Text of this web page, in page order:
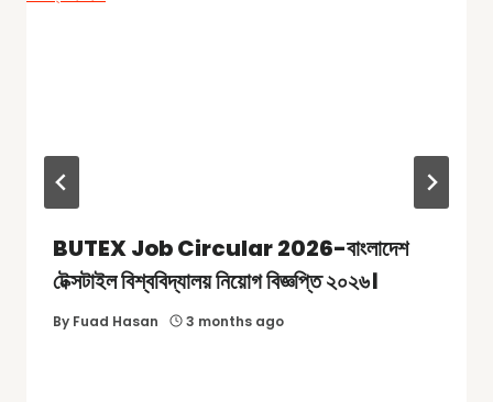
BUTEX Job Circular 2026-বাংলাদেশ
টেক্সটাইল বিশ্ববিদ্যালয় নিয়োগ বিজ্ঞপ্তি ২০২৬।
By Fuad Hasan 3 months ago